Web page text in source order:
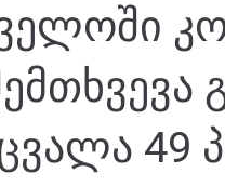
49